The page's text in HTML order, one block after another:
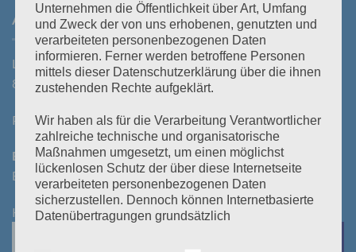
ANFAHRT
Laßnitzstraße 19
8522 Groß St. Florian
Parkplatz vorhanden!
Bezahlung bei Selbstabholung:
Bar oder mittels Kontoeingang vor/bei Abholung
KEINE BANKOMATKASSA
Unternehmen die Öffentlichkeit über Art, Umfang
und Zweck der von uns erhobenen, genutzten und
verarbeiteten personenbezogenen Daten
informieren. Ferner werden betroffene Personen
mittels dieser Datenschutzerklärung über die ihnen
zustehenden Rechte aufgeklärt.
Wir haben als für die Verarbeitung Verantwortlicher
zahlreiche technische und organisatorische
Maßnahmen umgesetzt, um einen möglichst
lückenlosen Schutz der über diese Internetseite
verarbeiteten personenbezogenen Daten
sicherzustellen. Dennoch können Internetbasierte
Datenübertragungen grundsätzlich